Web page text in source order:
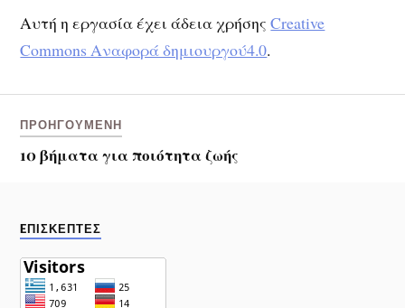
Αυτή η εργασία έχει άδεια χρήσηςCreative
Commons Αναφορά δημιουργού4.0.
ΠΡΟΗΓΟΎΜΕΝΗ
10 βήματα για ποιότητα ζωής
EΠΙΣΚΕΠΤΕΣ